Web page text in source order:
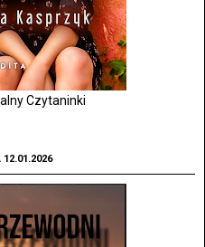
Czytaninki
12.01.2026